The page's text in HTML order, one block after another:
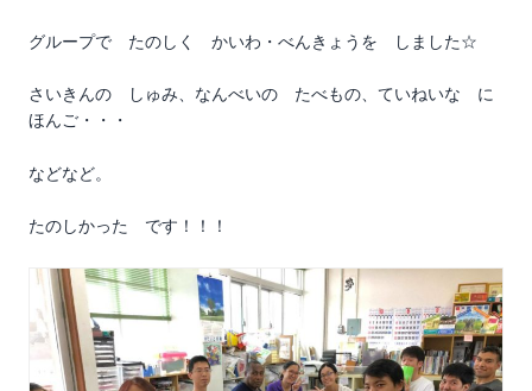
グループで たのしく かいわ・べんきょうを しました☆
さいきんの しゅみ、なんべいの たべもの、ていねいな に
ほんご・・・
などなど。
たのしかった です！！！